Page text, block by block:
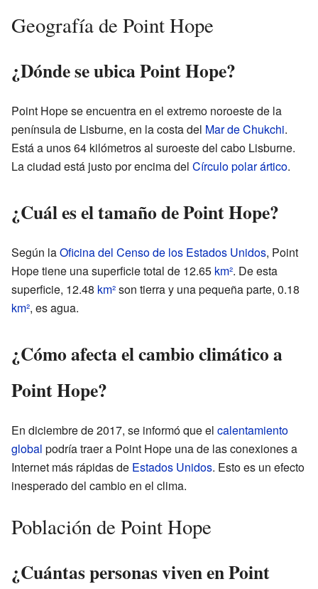
Geografía de Point Hope
¿Dónde se ubica Point Hope?
Point Hope se encuentra en el extremo noroeste de la
península de Lisburne, en la costa del Mar de Chukchi.
Está a unos 64 kilómetros al suroeste del cabo Lisburne.
La ciudad está justo por encima del Círculo polar ártico.
¿Cuál es el tamaño de Point Hope?
Según laOficina del Censo de los Estados Unidos, Point
Hope tiene una superficie total de 12.65 km². De esta
superficie, 12.48 km²son tierra y una pequeña parte, 0.18
km², es agua.
¿Cómo afecta el cambio climático a
Point Hope?
En diciembre de 2017, se informó que el calentamiento
global podría traer a Point Hope una de las conexiones a
Internet más rápidas de Estados Unidos. Esto es un efecto
inesperado del cambio en el clima.
Población de Point Hope
¿Cuántas personas viven en Point